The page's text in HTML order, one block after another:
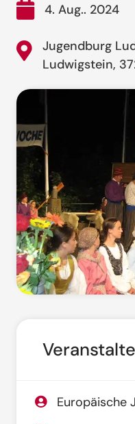
4. Aug.. 2024
Jugendburg
Ludwigstein,
Europäische